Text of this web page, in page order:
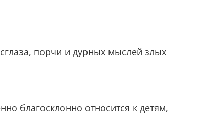
порчи и дурных мыслей злых
благосклонно относится к детям,